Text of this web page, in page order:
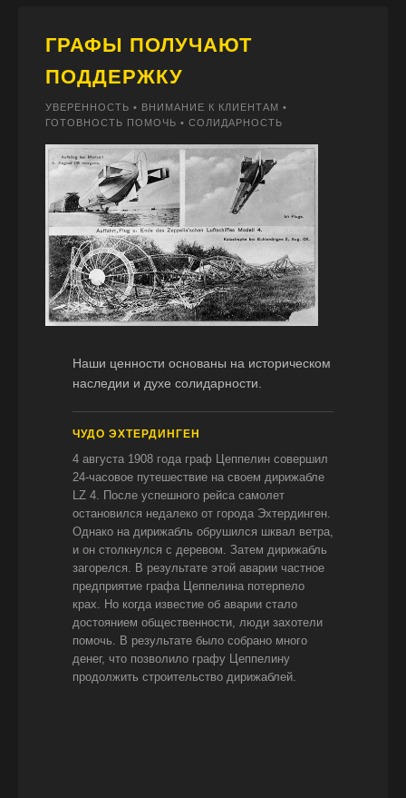
ГРАФЫ ПОЛУЧАЮТ
ПОДДЕРЖКУ
УВЕРЕННОСТЬ • ВНИМАНИЕ К КЛИЕНТАМ •
ГОТОВНОСТЬ ПОМОЧЬ • СОЛИДАРНОСТЬ
Наши ценности основаны на историческом
наследии и духе солидарности.
ЧУДО ЭХТЕРДИНГЕН
4 августа 1908 года граф Цеппелин совершил
24-часовое путешествие на своем дирижабле
LZ 4. После успешного рейса самолет
остановился недалеко от города Эхтердинген.
Однако на дирижабль обрушился шквал ветра,
и он столкнулся с деревом. Затем дирижабль
загорелся. В результате этой аварии частное
предприятие графа Цеппелина потерпело
крах. Но когда известие об аварии стало
достоянием общественности, люди захотели
помочь. В результате было собрано много
денег, что позволило графу Цеппелину
продолжить строительство дирижаблей.